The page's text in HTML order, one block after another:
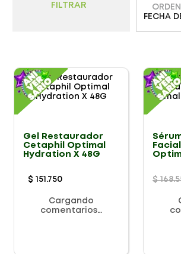
FILTRAR
FECHA
Gel Restaurador
Cetaphil Optimal
Hydration X 48G
$ 151 .750
Cargando
comentarios…
$ 168.